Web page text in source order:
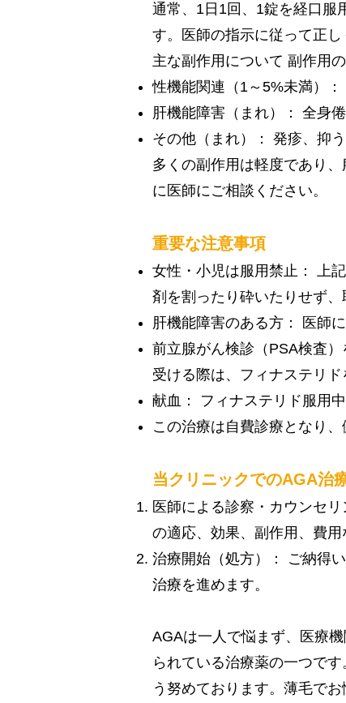
通常、1日1回、1錠を経口服
す。医師の指示に従って正し
主な副作用について 副作用
性機能関連（1～5%未満）
肝機能障害（まれ）： 全身
その他（まれ）： 発疹、抑
多くの副作用は軽度であり
に医師にご相談ください。
重要な注意事項
女性・小児は服用禁止： 上
剤を割ったり砕いたりせず、
肝機能障害のある方： 医師
前立腺がん検診（PSA検査
受ける際は、フィナステリ
献血： フィナステリド服用
この治療は自費診療となり、
当クリニックでのAGA治
医師による診察・カウンセ
の適応、効果、副作用、費
治療開始（処方）： ご納得
治療を進めます。
AGAは一人で悩まず、医療
られている治療薬の一つで
う努めております。薄毛で